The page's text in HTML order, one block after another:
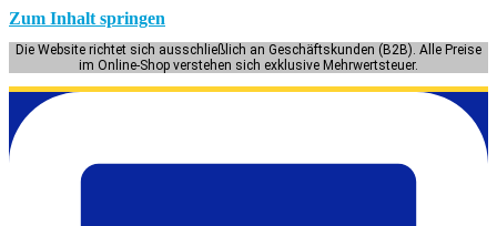
Zum Inhalt springen
Die Website richtet sich ausschließlich an Geschäftskunden (B2B). Alle Preise
im Online-Shop verstehen sich exklusive Mehrwertsteuer.